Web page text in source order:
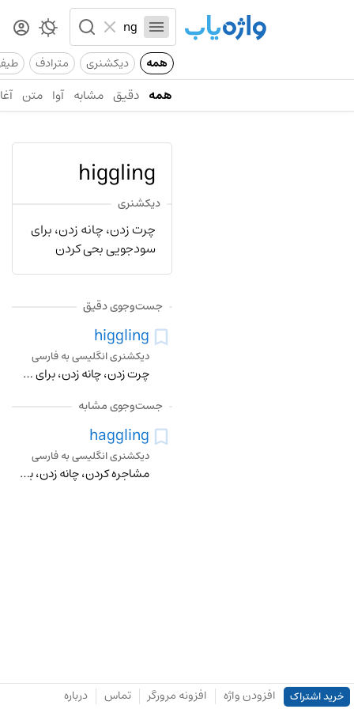
همه دیکشنری مترادف
همه دقیق مشابه آوا متن
higgling
دیکشنری
چرت زدن، چانه زدن، برای
سودجویی بحی کردن
جست‌وجوی دقیق
higgling
دیکشنری انگلیسی به فارسی
چرت زدن، چانه زدن، برای سودجویی بحی کردن
جست‌وجوی مشابه
haggling
دیکشنری انگلیسی به فارسی
مشاجره کردن، چانه زدن، بریدن، اصرار کردن
خرید اشتراک افزودن واژه افزونه مرورگر تماس درباره